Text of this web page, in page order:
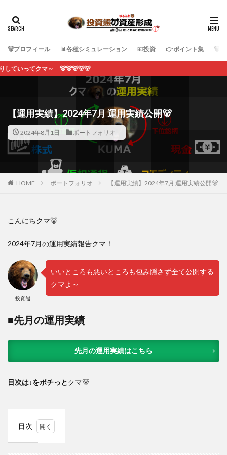
🐻プロフィール 📊各種シミュレーション 💴投資 👉ポイント集 🐻
～ 🐻🐻🐻🐻🐻
【運用実績】2024年7月 運用実績公開🐻
2024年8月1日 ポートフォリオ
HOME ポートフォリオ 【運用実績】2024年7月 運用実績公開🐻
こんにちクマ🐻
2024年7月の運用実績報告クマ！
投資熊
いいところも悪いところも包み隠さず全て公開する
クマよ～
■先月の運用実績
先月の運用実績はこちら
目次は↓をポチっとクマ🐻
目次